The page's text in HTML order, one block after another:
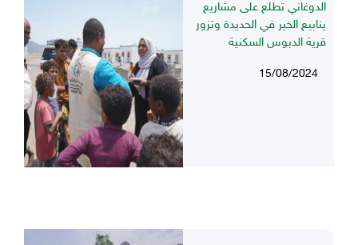
الدوغاني تطلع على مشاريع
ينابيع الخير في الحديدة وتزور
قرية الدبوس السكنية
15/08/2024